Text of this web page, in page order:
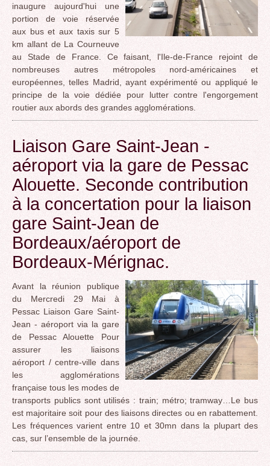
inaugure aujourd'hui une
portion de voie réservée
aux bus et aux taxis sur 5
km allant de La Courneuve
au Stade de France. Ce faisant, l'Ile-de-France rejoint de
nombreuses autres métropoles nord-américaines et
européennes, telles Madrid, ayant expérimenté ou appliqué le
principe de la voie dédiée pour lutter contre l'engorgement
routier aux abords des grandes agglomérations.
Liaison Gare Saint-Jean -
aéroport via la gare de Pessac
Alouette. Seconde contribution
à la concertation pour la liaison
gare Saint-Jean de
Bordeaux/aéroport de
Bordeaux-Mérignac.
Avant la réunion publique
du Mercredi 29 Mai à
Pessac Liaison Gare Saint-
Jean - aéroport via la gare
de Pessac Alouette Pour
assurer les liaisons
aéroport / centre-ville dans
les agglomérations
française tous les modes de
transports publics sont utilisés : train; métro; tramway…Le bus
est majoritaire soit pour des liaisons directes ou en rabattement.
Les fréquences varient entre 10 et 30mn dans la plupart des
cas, sur l’ensemble de la journée.